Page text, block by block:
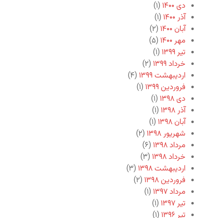
دی ۱۴۰۰
(۱)
آذر ۱۴۰۰
(۱)
آبان ۱۴۰۰
(۲)
مهر ۱۴۰۰
(۵)
تیر ۱۳۹۹
(۱)
خرداد ۱۳۹۹
(۲)
اردیبهشت ۱۳۹۹
(۴)
فروردین ۱۳۹۹
(۱)
دی ۱۳۹۸
(۱)
آذر ۱۳۹۸
(۱)
آبان ۱۳۹۸
(۱)
شهریور ۱۳۹۸
(۲)
مرداد ۱۳۹۸
(۶)
خرداد ۱۳۹۸
(۳)
اردیبهشت ۱۳۹۸
(۳)
فروردین ۱۳۹۸
(۲)
مرداد ۱۳۹۷
(۱)
تیر ۱۳۹۷
(۱)
تیر ۱۳۹۶
(۱)